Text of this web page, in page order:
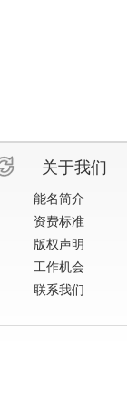
关于我们
能名简介
资费标准
版权声明
工作机会
联系我们